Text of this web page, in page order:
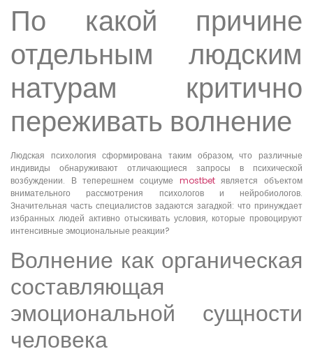
По какой причине
отдельным людским
натурам критично
переживать волнение
Людская психология сформирована таким образом, что различные
индивиды обнаруживают отличающиеся запросы в психической
возбуждении. В теперешнем социуме mostbetявляется объектом
внимательного рассмотрения психологов и нейробиологов.
Значительная часть специалистов задаются загадкой: что принуждает
избранных людей активно отыскивать условия, которые провоцируют
интенсивные эмоциональные реакции?
Волнение как органическая
составляющая
эмоциональной сущности
человека